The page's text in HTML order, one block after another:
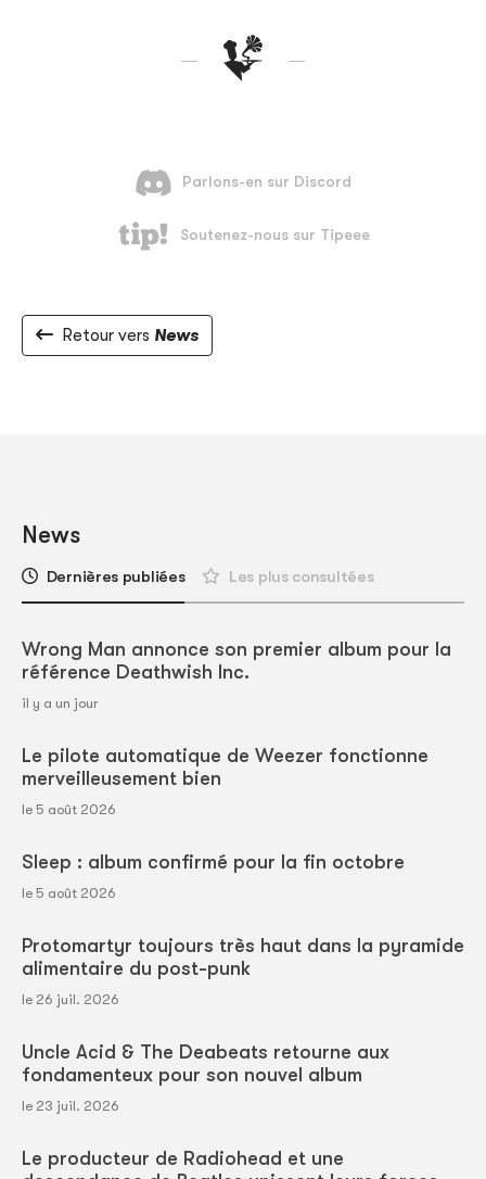
Retour vers News
News
Dernières publiées Les plus consultées
Wrong Man annonce son premier album pour la
référence Deathwish Inc.
il y a un jour
Le pilote automatique de Weezer fonctionne
merveilleusement bien
le 5 août 2026
Sleep : album confirmé pour la fin octobre
le 5 août 2026
Protomartyr toujours très haut dans la pyramide
alimentaire du post-punk
le 26 juil. 2026
Uncle Acid & The Deabeats retourne aux
fondamenteux pour son nouvel album
le 23 juil. 2026
Le producteur de Radiohead et une